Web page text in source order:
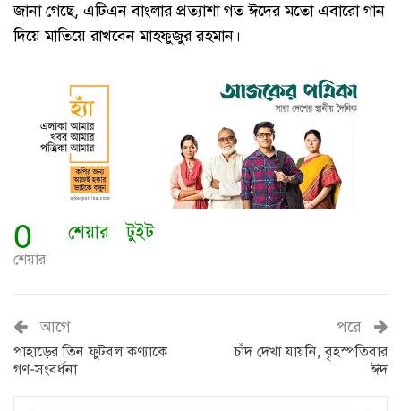
জানা গেছে, এটিএন বাংলার প্রত্যাশা গত ঈদের মতো এবারো গান
দিয়ে মাতিয়ে রাখবেন মাহফুজুর রহমান।
0
শেয়ার
শেয়ার টুইট
আগে
পাহাড়ের তিন ফুটবল কণ্যাকে
গণ-সংবর্ধনা
পরে
চাঁদ দেখা যায়নি, বৃহস্পতিবার
ঈদ